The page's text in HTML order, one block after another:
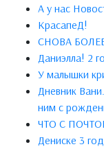
А у нас
КрасапеД!
СНОВА
Даниэлла! 2
У малышки
Дневник
ним с
ЧТО С
Дениске 3